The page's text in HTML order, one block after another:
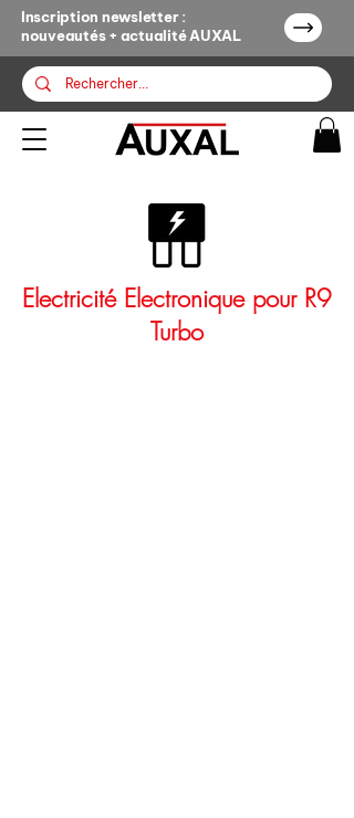
Inscription newsletter :
nouveautés + actualité AUXAL
Electricité Electronique pour R9
Turbo